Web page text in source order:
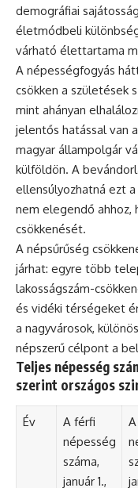
demográfiai
életmódbeli
várható élettartama
A népességfogyás
csökken a születések
mint ahányan
jelentős hatással van
magyar állampolgár
külföldön. A
ellensúlyozhatná ezt
nem elegendő ahhoz,
csökkenését.
A népsűrűség
járhat: egyre több
lakosságszám-
és vidéki térségeket
a nagyvárosok,
népszerű célpont a
Teljes népesség
szerint országos
Év
A férfi
népesség
száma,
január 1.,